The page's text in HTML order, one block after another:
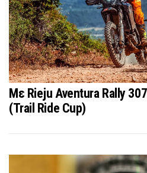
Με Rieju Aventura Rally
(Trail Ride Cup)